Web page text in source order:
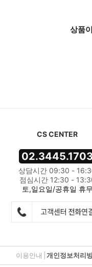
상품
CS CENTER
02.3445.1703
상담시간 09:30 -
점심시간 12:30 -
토,일요일/공휴일 휴무
이용안내 개인정보처리